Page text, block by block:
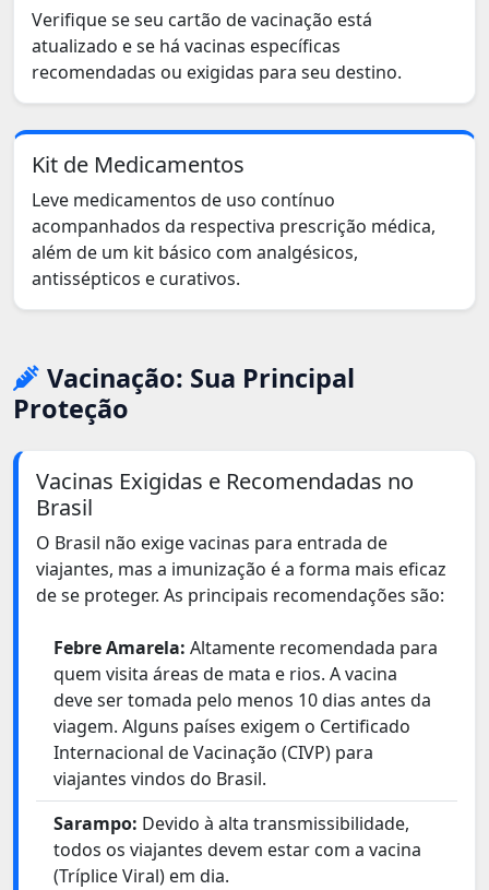
Verifique se seu cartão de vacinação está
atualizado e se há vacinas específicas
recomendadas ou exigidas para seu destino.
Kit de Medicamentos
Leve medicamentos de uso contínuo
acompanhados da respectiva prescrição médica,
além de um kit básico com analgésicos,
antissépticos e curativos.
Vacinação: Sua Principal
Proteção
Vacinas Exigidas e Recomendadas no
Brasil
O Brasil não exige vacinas para entrada de
viajantes, mas a imunização é a forma mais eficaz
de se proteger. As principais recomendações são:
Febre Amarela: Altamente recomendada para
quem visita áreas de mata e rios. A vacina
deve ser tomada pelo menos 10 dias antes da
viagem. Alguns países exigem o Certificado
Internacional de Vacinação (CIVP) para
viajantes vindos do Brasil.
Sarampo: Devido à alta transmissibilidade,
todos os viajantes devem estar com a vacina
(Tríplice Viral) em dia.